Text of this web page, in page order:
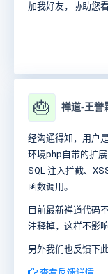
加我好友，协助您
🎂 禅道-王誉
经沟通得知，用户
环境php自带的扩
SQL 注入拦截、
函数调用。
目前最新禅道代码
注释掉，这样不影
另外我们也反馈下